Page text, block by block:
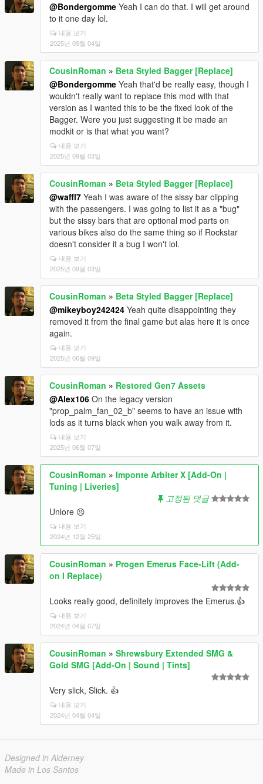
@Bondergomme Yeah I can do that. I will get around
to it one day lol.
내용 보기
2025년 09월 04일
CousinRoman » Beta Styled Bagger [Replace]
@Bondergomme Yeah that'd be really easy, though I
wouldn't really want to replace this mod with that
version as I wanted this to be the fixed look of the
Bagger. Were you just suggesting it be made an
modkit or is that what you want?
내용 보기
2025년 09월 03일
CousinRoman » Beta Styled Bagger [Replace]
@waffl7 Yeah I was aware of the sissy bar clipping
with the passengers. I was going to list it as a "bug"
but the sissy bars that are optional mod parts on
various bikes also do the same thing so if Rockstar
doesn't consider it a bug I won't lol.
내용 보기
2025년 09월 03일
CousinRoman » Beta Styled Bagger [Replace]
@mikeyboy242424 Yeah quite disappointing they
removed it from the final game but alas here it is once
again.
내용 보기
2025년 06월 09일
CousinRoman » Restored Gen7 Assets
@Alex106 On the legacy version
"prop_palm_fan_02_b" seems to have an issue with
lods as it turns black when you walk away from it.
내용 보기
2025년 06월 07일
CousinRoman » Imponte Arbiter X [Add-On |
Tuning | Liveries]
고정된 댓글
Unlore 😠
내용 보기
2024년 12월 25일
CousinRoman » Progen Emerus Face-Lift (Add-
on I Replace)
Looks really good, definitely improves the Emerus.👍
내용 보기
2024년 04월 07일
CousinRoman » Shrewsbury Extended SMG &
Gold SMG [Add-On | Sound | Tints]
Very slick, Slick. 👍
내용 보기
2024년 04월 04일
Designed in Alderney
Made in Los Santos